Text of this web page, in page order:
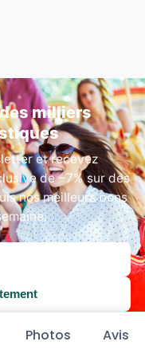
Photos Avis
milliers
et recevez
de −7% sur des
nos meilleurs bons
nos emails. Désinscription